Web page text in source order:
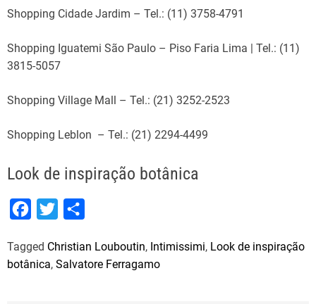
Shopping Cidade Jardim – Tel.: (11) 3758-4791
Shopping Iguatemi São Paulo – Piso Faria Lima | Tel.: (11)
3815-5057
Shopping Village Mall – Tel.: (21) 3252-2523
Shopping Leblon – Tel.: (21) 2294-4499
Look de inspiração botânica
c
e
i
t
a
r
Tagged Christian Louboutin, Intimissimi, Look de inspiração
botânica, Salvatore Ferragamo